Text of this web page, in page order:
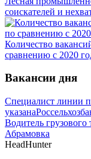
соискателей и
Количество
сравнению с 2020
Вакансии дня
Специалист линии
указана
Водитель грузового
Абрамовка
HeadHunter